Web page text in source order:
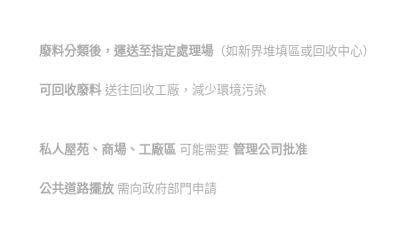
廢料分類後，運送至指定處理場（如新界堆填區或回收中心）
可回收廢料送往回收工廠，減少環境污染
私人屋苑、商場、工廠區 可能需要 管理公司批准
公共道路擺放需向政府部門申請